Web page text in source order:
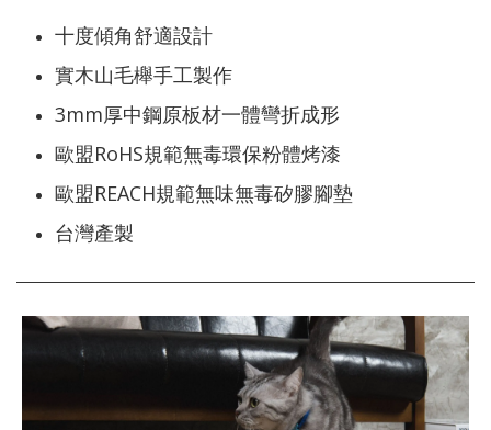
十度傾角舒適設計
實木山毛櫸手工製作
3mm厚中鋼原板材一體彎折成形
歐盟RoHS規範無毒環保粉體烤漆
歐盟REACH規範無味無毒矽膠腳墊
台灣產製